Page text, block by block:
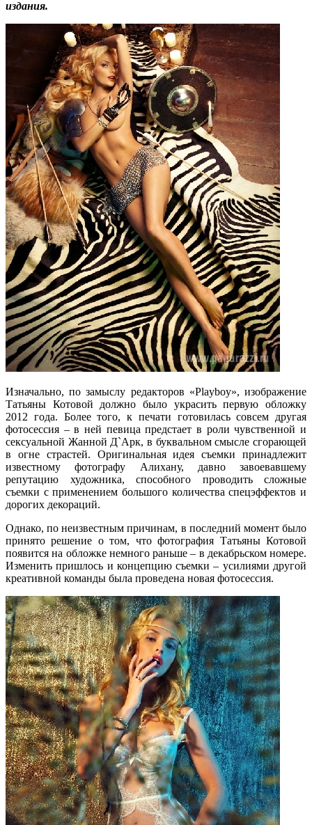
издания.
Изначально, по замыслу редакторов «Playboy», изображение
Татьяны Котовой должно было украсить первую обложку
2012 года. Более того, к печати готовилась совсем другая
фотосессия – в ней певица предстает в роли чувственной и
сексуальной Жанной Д`Арк, в буквальном смысле сгорающей
в огне страстей. Оригинальная идея съемки принадлежит
известному фотографу Алихану, давно завоевавшему
репутацию художника, способного проводить сложные
съемки с применением большого количества спецэффектов и
дорогих декораций.
Однако, по неизвестным причинам, в последний момент было
принято решение о том, что фотография Татьяны Котовой
появится на обложке немного раньше – в декабрьском номере.
Изменить пришлось и концепцию съемки – усилиями другой
креативной команды была проведена новая фотосессия.